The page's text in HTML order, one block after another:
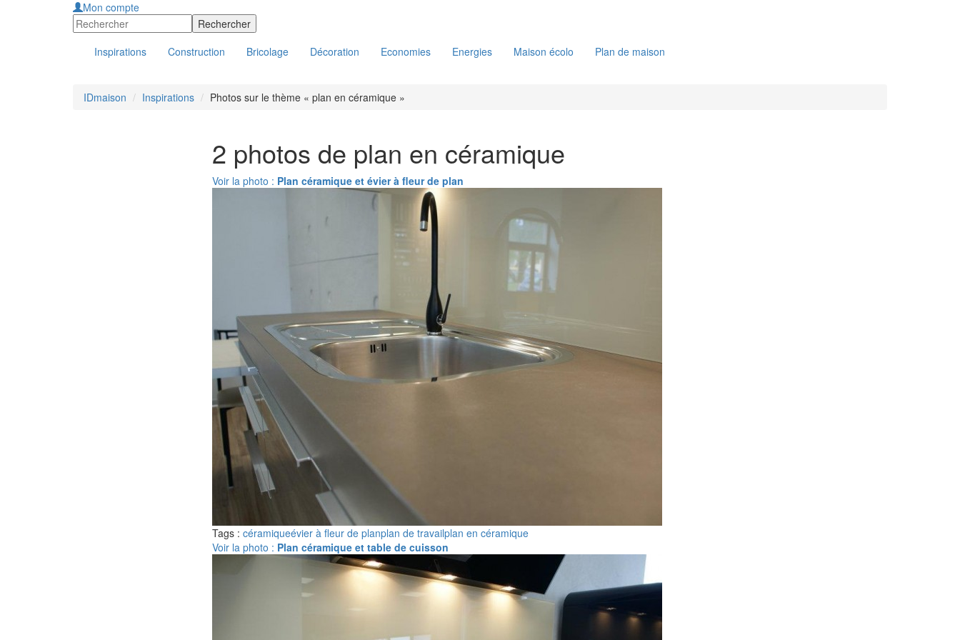
Mon compte
Inspirations Construction Bricolage Décoration Economies Energies Maison écolo Plan de maison
IDmaison Inspirations Photos sur le thème « plan en céramique »
2 photos de plan en céramique
Voir la photo : Plan céramique et évier à fleur de plan
Tags : céramiqueévier à fleur de planplan de travailplan en céramique
Voir la photo : Plan céramique et table de cuisson